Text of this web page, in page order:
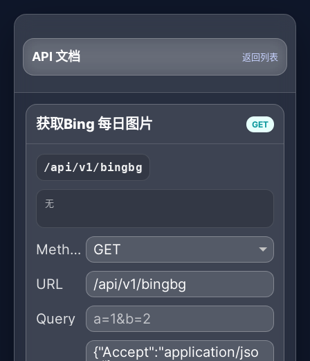
API 文档 返回列表
获取Bing 每日图片 GET
/api/v1/bingbg
无
Method
URL
Query